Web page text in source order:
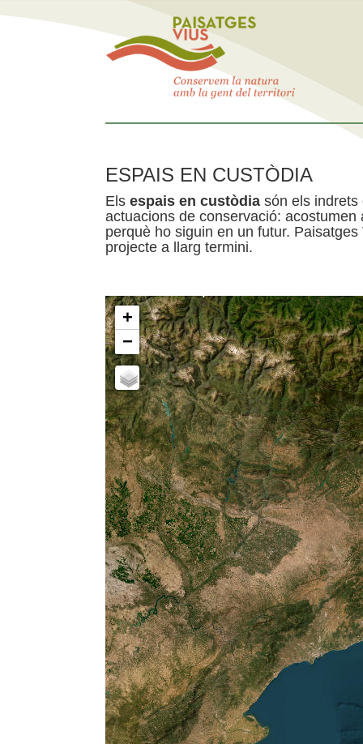
ESPAIS EN CUSTÒDIA
Els espais en custòdia són els indrets
actuacions de conservació:
perquè ho siguin en un futur.
projecte a llarg termini.
+
−